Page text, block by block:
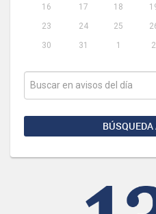
16
17 18
23
24 25
30
31 1 2